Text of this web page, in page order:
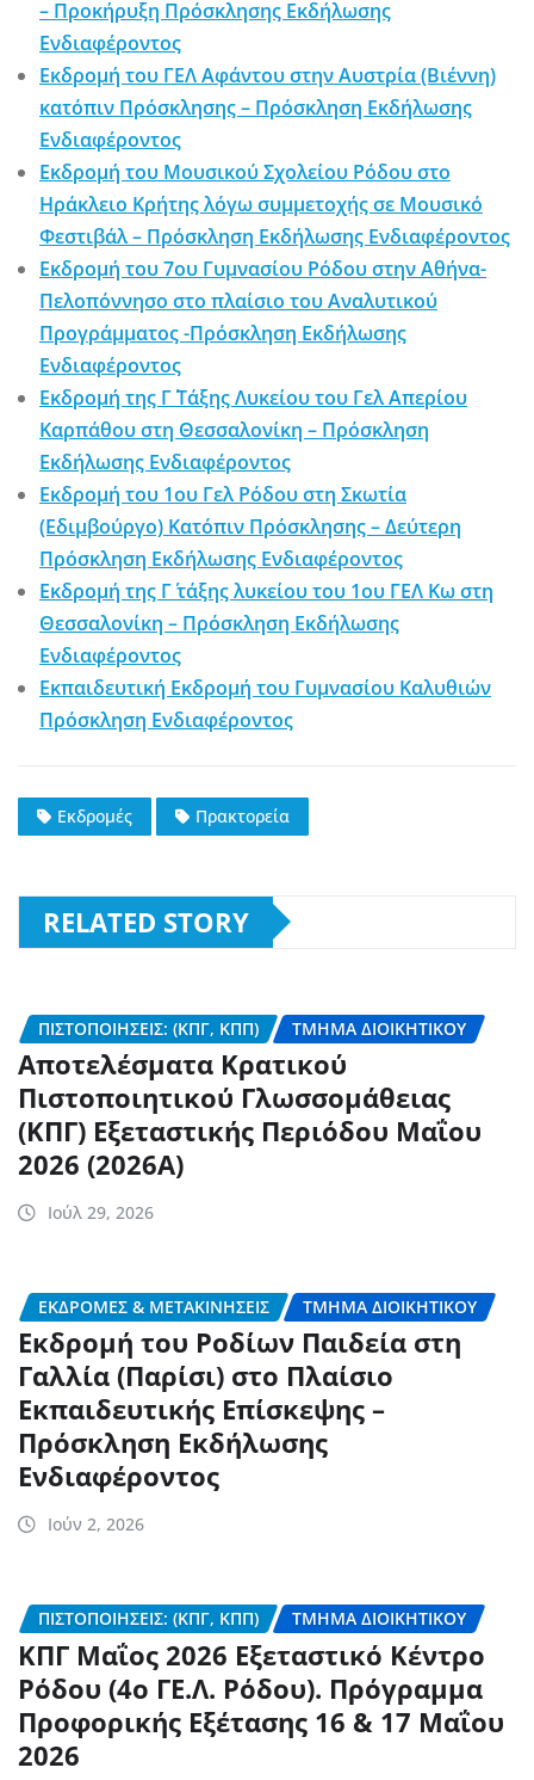
– Προκήρυξη Πρόσκλησης Εκδήλωσης
Ενδιαφέροντος
Εκδρομή του ΓΕΛ Αφάντου στην Αυστρία (Βιέννη)
κατόπιν Πρόσκλησης – Πρόσκληση Εκδήλωσης
Ενδιαφέροντος
Εκδρομή του Μουσικού Σχολείου Ρόδου στο
Ηράκλειο Κρήτης λόγω συμμετοχής σε Μουσικό
Φεστιβάλ – Πρόσκληση Εκδήλωσης Ενδιαφέροντος
Εκδρομή του 7ου Γυμνασίου Ρόδου στην Αθήνα-
Πελοπόννησο στο πλαίσιο του Αναλυτικού
Προγράμματος -Πρόσκληση Εκδήλωσης
Ενδιαφέροντος
Εκδρομή της Γ΄ Τάξης Λυκείου του Γελ Απερίου
Καρπάθου στη Θεσσαλονίκη – Πρόσκληση
Εκδήλωσης Ενδιαφέροντος
Εκδρομή του 1ου Γελ Ρόδου στη Σκωτία
(Εδιμβούργο) Κατόπιν Πρόσκλησης – Δεύτερη
Πρόσκληση Εκδήλωσης Ενδιαφέροντος
Εκδρομή της Γ΄ τάξης λυκείου του 1ου ΓΕΛ Κω στη
Θεσσαλονίκη – Πρόσκληση Εκδήλωσης
Ενδιαφέροντος
Εκπαιδευτική Εκδρομή του Γυμνασίου Καλυθιών
Πρόσκληση Ενδιαφέροντος
Εκδρομές Πρακτορεία
RELATED STORY
ΠΙΣΤΟΠΟΙΉΣΕΙΣ: (ΚΠΓ, ΚΠΠ) ΤΜΉΜΑ ΔΙΟΙΚΗΤΙΚΟΎ
Αποτελέσματα Κρατικού
Πιστοποιητικού Γλωσσομάθειας
(ΚΠΓ) Εξεταστικής Περιόδου Μαΐου
2026 (2026Α)
Ιούλ 29, 2026
ΕΚΔΡΟΜΈΣ & ΜΕΤΑΚΙΝΉΣΕΙΣ ΤΜΉΜΑ ΔΙΟΙΚΗΤΙΚΟΎ
Εκδρομή του Ροδίων Παιδεία στη
Γαλλία (Παρίσι) στο Πλαίσιο
Εκπαιδευτικής Επίσκεψης –
Πρόσκληση Εκδήλωσης
Ενδιαφέροντος
Ιούν 2, 2026
ΠΙΣΤΟΠΟΙΉΣΕΙΣ: (ΚΠΓ, ΚΠΠ) ΤΜΉΜΑ ΔΙΟΙΚΗΤΙΚΟΎ
ΚΠΓ Μαΐος 2026 Εξεταστικό Κέντρο
Ρόδου (4ο ΓΕ.Λ. Ρόδου). Πρόγραμμα
Προφορικής Εξέτασης 16 & 17 Μαΐου
2026